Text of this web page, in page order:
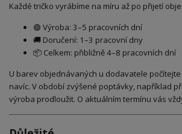
Každé tričko vyrábíme na míru až po přijetí
🟢 Výroba: 3–5 pracovních dní
🚚 Doručení: 1–3 pracovní dny
📦 Celkem: přibližně 4–8 pracovních dní
U barev objednávaných u dodavatele
navíc. V období zvýšené poptávky, například
výroba prodloužit. O aktuálním termínu vás